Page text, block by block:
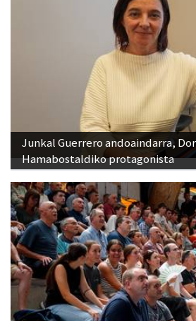
Junkal Guerrero andoaindarra,
Hamabostaldiko protagonista